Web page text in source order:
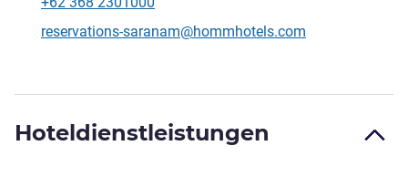
Kontakt-E-Mail
reservations-saranam@hommhotels.com
Hoteldienstleistungen